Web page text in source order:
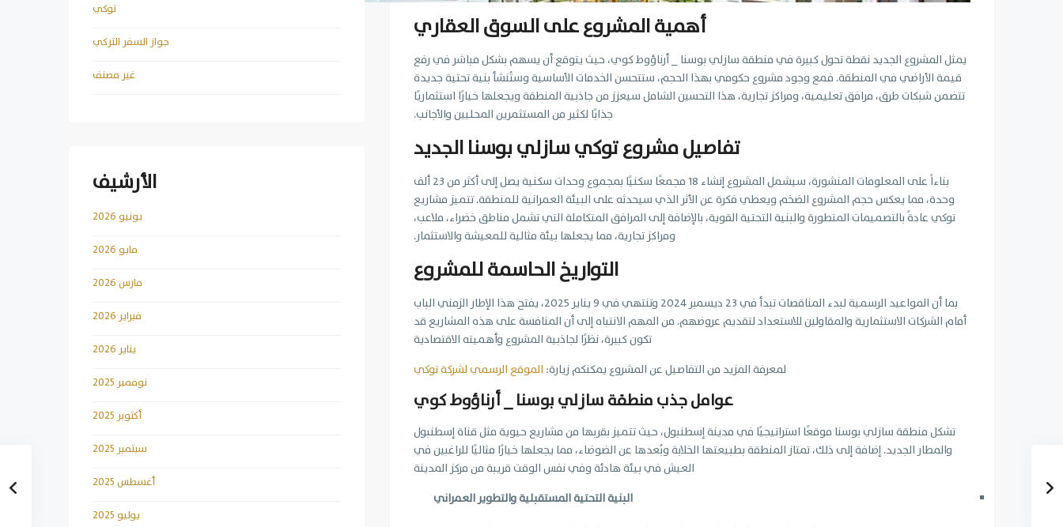
أهمية المشروع على السوق العقاري
يمثل المشروع الجديد نقطة تحول كبيرة في منطقة سازلي بوسنا _ أرناؤوط كوي، حيث يتوقع أن يسهم بشكل مباشر في رفع
قيمة الأراضي في المنطقة. فمع وجود مشروع حكومي بهذا الحجم، ستتحسن الخدمات الأساسية وستُنشأ بنية تحتية جديدة
تتضمن شبكات طرق، مرافق تعليمية، ومراكز تجارية، هذا التحسين الشامل سيعزز من جاذبية المنطقة ويجعلها خيارًا استثماريًا
جذابًا لكثير من المستثمرين المحليين والأجانب.
تفاصيل مشروع توكي سازلي بوسنا الجديد
بناءاً على المعلومات المنشورة، سيشمل المشروع إنشاء 18 مجمعًا سكنيًا بمجموع وحدات سكنية يصل إلى أكثر من 23 ألف
وحدة، مما يعكس حجم المشروع الضخم ويعطي فكرة عن الأثر الذي سيحدثه على البيئة العمرانية للمنطقة. تتميز مشاريع
توكي عادةً بالتصميمات المتطورة والبنية التحتية القوية، بالإضافة إلى المرافق المتكاملة التي تشمل مناطق خضراء، ملاعب،
ومراكز تجارية، مما يجعلها بيئة مثالية للمعيشة والاستثمار.
التواريخ الحاسمة للمشروع
بما أن المواعيد الرسمية لبدء المناقصات تبدأ في 23 ديسمبر 2024 وتنتهي في 9 يناير 2025، يفتح هذا الإطار الزمني الباب
أمام الشركات الاستثمارية والمقاولين للاستعداد لتقديم عروضهم. من المهم الانتباه إلى أن المنافسة على هذه المشاريع قد
تكون كبيرة، نظرًا لجاذبية المشروع وأهميته الاقتصادية
لمعرفة المزيد من التفاصيل عن المشروع يمكنكم زيارة: الموقع الرسمي لشركة توكي
عوامل جذب منطقة سازلي بوسنا _ أرناؤوط كوي
تشكل منطقة سازلي بوسنا موقعًا استراتيجيًا في مدينة إسطنبول، حيث تتميز بقربها من مشاريع حيوية مثل قناة إسطنبول
والمطار الجديد. إضافة إلى ذلك، تمتاز المنطقة بطبيعتها الخلابة وبُعدها عن الضوضاء، مما يجعلها خيارًا مثاليًا للراغبين في
العيش في بيئة هادئة وفي نفس الوقت قريبة من مركز المدينة
البنية التحتية المستقبلية والتطوير العمراني
توكي
جواز السفر التركي
غير مصنف
الأرشيف
يونيو 2026
مايو 2026
مارس 2026
فبراير 2026
يناير 2026
نوفمبر 2025
أكتوبر 2025
سبتمبر 2025
أغسطس 2025
يوليو 2025